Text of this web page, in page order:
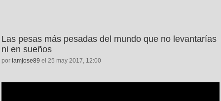
Las pesas más pesadas del mundo que no levantarías
ni en sueños
por iamjose89 el 25 may 2017, 12:00